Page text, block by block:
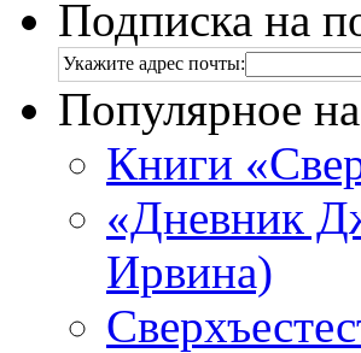
Подписка на
Укажите адрес почты:
Популярное
Книги
«Дневник
Ирвина)